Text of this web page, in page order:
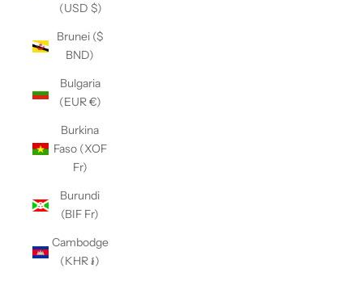
(USD $)
Brunei ($
BND)
Bulgaria
(EUR €)
Burkina
Faso (XOF
Fr)
Burundi
(BIF Fr)
Cambodge
(KHR ៛)